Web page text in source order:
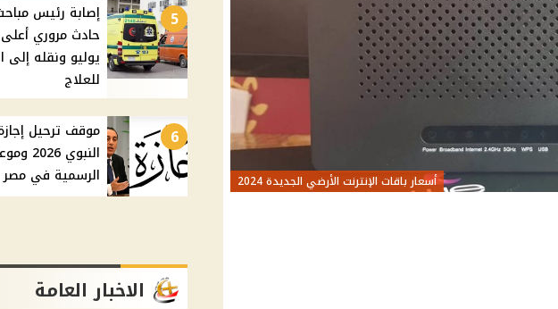
أسعار باقات الإنترنت الأرضي الجديدة 2024
5
إصابة رئيس
يوليو ونقله
للعلاج
6
موقف ترحيل
النبوي
الرسمية في مصر
الاخبار العامة